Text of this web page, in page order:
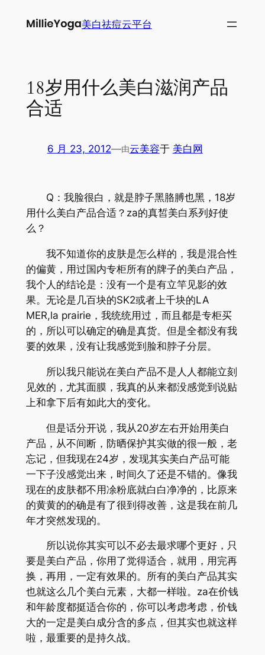
美白祛痘云平台
18岁用什么美白滋润产品
合适
6 月 23, 2012—由云美容于 美白网
Q：我脸很白，就是脖子黑胳膊也黑，18岁
用什么美白产品合适？za的真皙美白系列好使
么？
我不知道你的皮肤是怎么样的，我是混合性
的偏黄，用过国内专柜所有的牌子的美白产品，
我个人的结论是：没有一个是有立竿见影的效
果。无论是几百块的SK2或者上千块的LA
MER,la prairie，我统统用过，而且都是专柜买
的，所以可以确定的确是真货。但是全都没有我
要的效果，没有让我感觉到脸和脖子分层。
所以我只能说在美白产品不是人人都能立刻
见效的，尤其面膜，我真的从来都没感觉到说贴
上和拿下后有如此大的变化。
但是话分开说，我从20岁左右开始用美白
产品，从不间断，防晒保护其实做的很一般，老
忘记，但我现在24岁，发现其实美白产品可能
一下子没感觉出来，时间久了还是不错的。像我
现在的皮肤都不用凃粉底就白白净净的，比原来
的黄黄的的确是有了很到得改善，这是我在前几
年才突然发现的。
所以说你其实可以不必去最求哪个更好，只
要是美白产品，你用了觉得适合，就用，用完再
换，再用，一定有效果的。所有的美白产品其实
也就这么几个美白元素，大都一样啦。za在价钱
和年龄度都挺适合你的，你可以考虑考虑，价钱
大的一定是美白成分含的多点，但其实也就这样
啦，最重要的是持久战。